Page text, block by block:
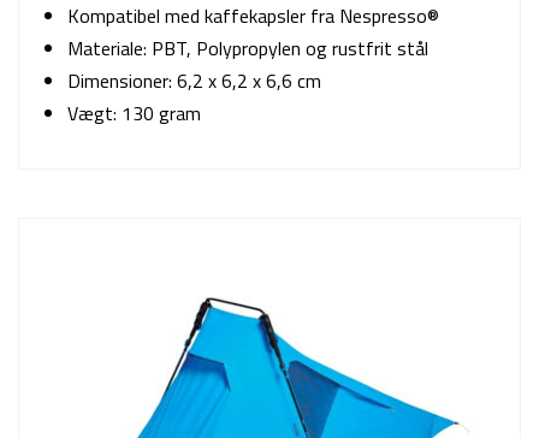
Kompatibel med kaffekapsler fra Nespresso®
Materiale: PBT, Polypropylen og rustfrit stål
Dimensioner: 6,2 x 6,2 x 6,6 cm
Vægt: 130 gram